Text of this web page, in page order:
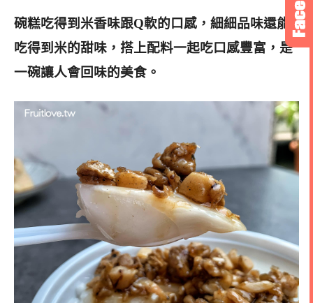
碗糕吃得到米香味跟Q軟的口感，細細品味還能
吃得到米的甜味，搭上配料一起吃口感豐富，是
一碗讓人會回味的美食。